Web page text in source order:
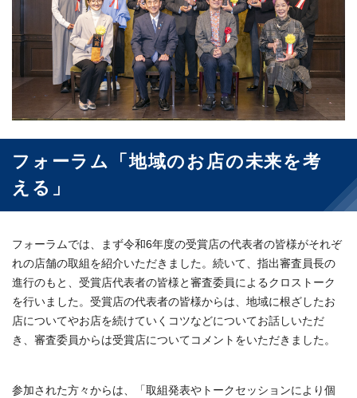
フォーラム「地域のお店の未来を考
える」
フォーラムでは、まず令和6年度の受賞店の代表者の皆様がそれぞ
れの店舗の取組を紹介いただきました。続いて、指出審査員長の
進行のもと、受賞店代表者の皆様と審査委員によるクロストーク
を行いました。受賞店の代表者の皆様からは、地域に根ざしたお
店についてやお店を続けていくコツなどについてお話しいただ
き、審査委員からは受賞店についてコメントをいただきました。
参加された方々からは、「取組発表やトークセッションにより個